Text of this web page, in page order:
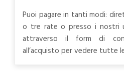
Puoi pagare in tanti modi:
o tre rate o presso i nostri
attraverso il form di
all’acquisto per vedere tutte